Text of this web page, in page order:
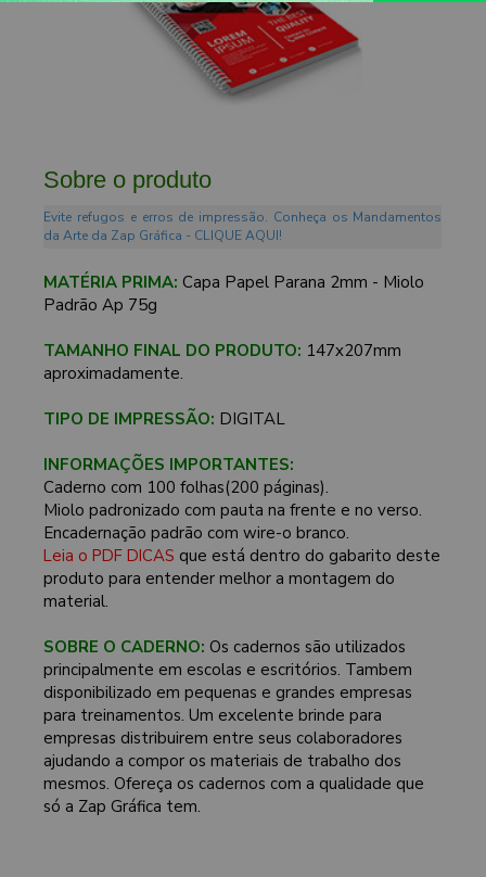
Sobre o produto
Evite refugos e erros de impressão. Conheça os Mandamentos
da Arte da Zap Gráfica - CLIQUE AQUI!
MATÉRIA PRIMA: Capa Papel Parana 2mm - Miolo
Padrão Ap 75g
TAMANHO FINAL DO PRODUTO: 147x207mm
aproximadamente.
TIPO DE IMPRESSÃO: DIGITAL
INFORMAÇÕES IMPORTANTES:
Caderno com 100 folhas(200 páginas).
Miolo padronizado com pauta na frente e no verso.
Encadernação padrão com wire-o branco.
Leia o PDF DICAS que está dentro do gabarito deste
produto para entender melhor a montagem do
material.
SOBRE O CADERNO: Os cadernos são utilizados
principalmente em escolas e escritórios. Tambem
disponibilizado em pequenas e grandes empresas
para treinamentos. Um excelente brinde para
empresas distribuirem entre seus colaboradores
ajudando a compor os materiais de trabalho dos
mesmos. Ofereça os cadernos com a qualidade que
só a Zap Gráfica tem.